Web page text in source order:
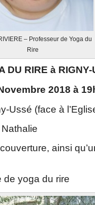
– Professeur de Yoga du
Rire
DU RIRE à RIGNY-
2018 à
Ussé (face à
ainsi
de yoga du rire